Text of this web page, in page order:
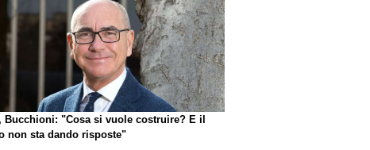
Bucchioni: "Cosa si vuole costruire? E il
non sta dando risposte"